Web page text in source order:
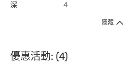
深 4
隱藏
優惠活動: (4)